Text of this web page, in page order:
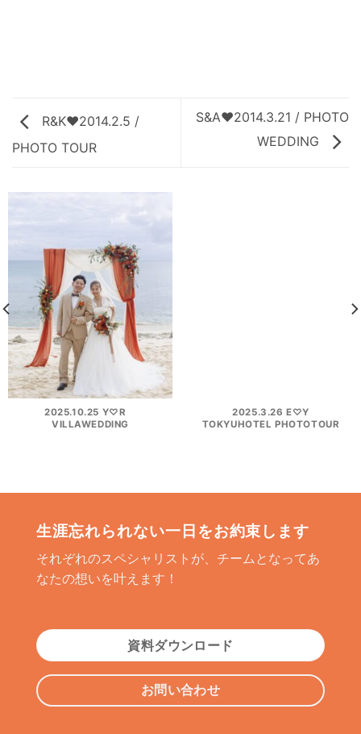
R&K♥2014.2.5 /
PHOTO TOUR
S&A♥2014.3.21 / PHOTO
WEDDING
2025.10.25 Y♡R
VILLAWEDDING
2025.3.26 E♡Y
TOKYUHOTEL PHOTOTOUR
生涯忘れられない一日をお約束します
それぞれのスペシャリストが、チームとなってあ
なたの想いを叶えます！
資料ダウンロード
お問い合わせ